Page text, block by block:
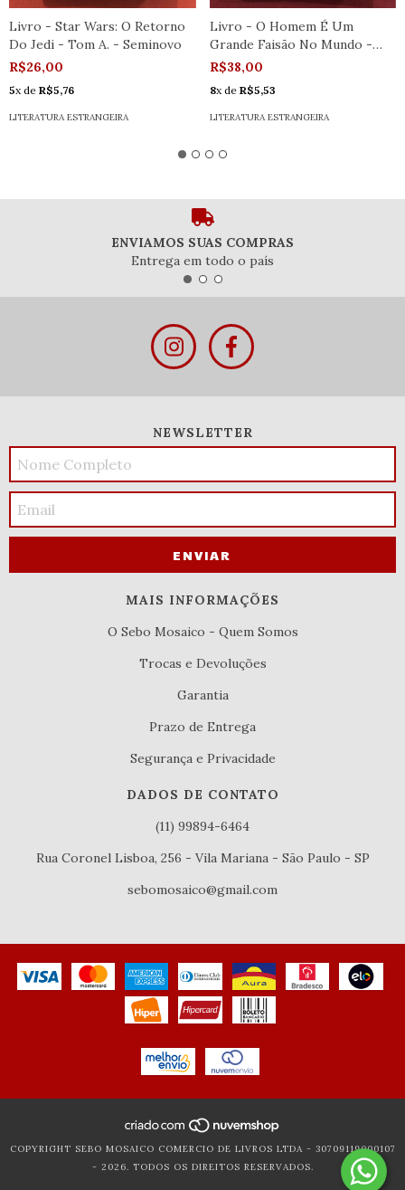
Livro - Star Wars: O Retorno
Do Jedi - Tom A. - Seminovo
R$26,00
5x de R$5,76
LITERATURA ESTRANGEIRA
Livro - O Homem É Um
Grande Faisão No Mundo -
Seminovo
R$38,00
8x de R$5,53
LITERATURA ESTRANGEIRA
ENVIAMOS SUAS COMPRAS
Entrega em todo o país
NEWSLETTER
MAIS INFORMAÇÕES
O Sebo Mosaico - Quem Somos
Trocas e Devoluções
Garantia
Prazo de Entrega
Segurança e Privacidade
DADOS DE CONTATO
(11) 99894-6464
Rua Coronel Lisboa, 256 - Vila Mariana - São Paulo - SP
sebomosaico@gmail.com
COPYRIGHT SEBO MOSAICO COMERCIO DE LIVROS LTDA - 30709119000107
- 2026. TODOS OS DIREITOS RESERVADOS.